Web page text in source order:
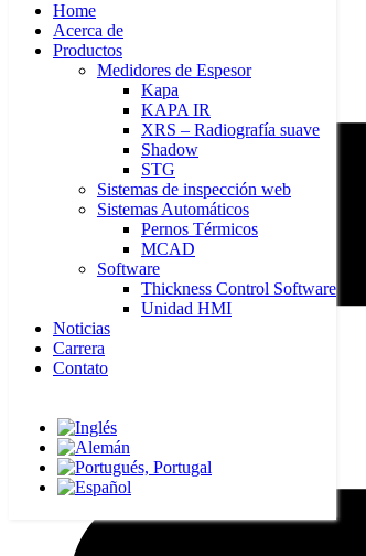
Home
Acerca de
Productos
Medidores de Espesor
Kapa
KAPA IR
XRS – Radiografía suave
Shadow
STG
Sistemas de inspección web
Sistemas Automáticos
Pernos Térmicos
MCAD
Software
Thickness Control Software
Unidad HMI
Noticias
Carrera
Contato